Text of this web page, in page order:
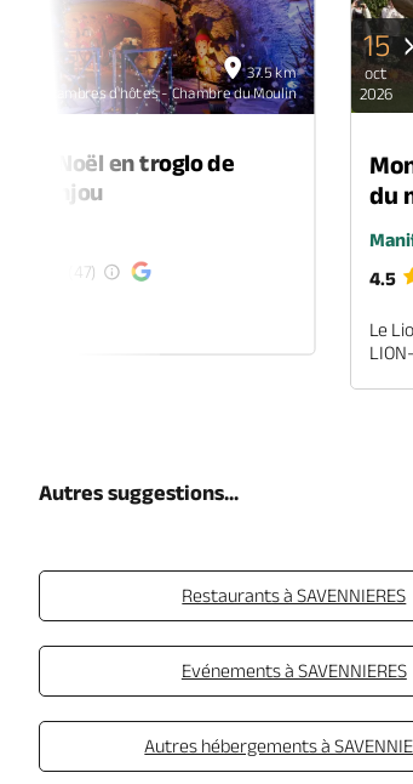
37.5 km
Chambres d'hôtes - Chambre du Moulin
de Noël en troglo de
en-Anjou
(47)
15
oct
2026
du
4.5
Le
Autres suggestions...
Restaurants à SAVENNIERES
Evénements à SAVENNIERES
Autres hébergements à